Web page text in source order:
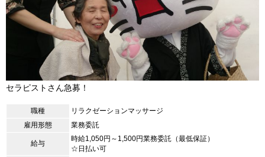
セラピストさん急募！
職種
リラクゼーションマッサージ
雇用形態
業務委託
給与
時給1,050円～1,500円業務委託（最低保証）
☆日払い可